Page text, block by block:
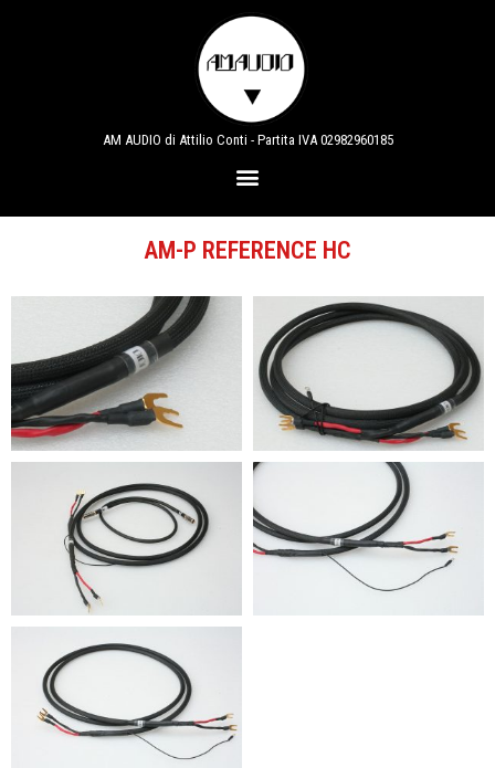
AM AUDIO di Attilio Conti - Partita IVA 02982960185
AM-P REFERENCE HC